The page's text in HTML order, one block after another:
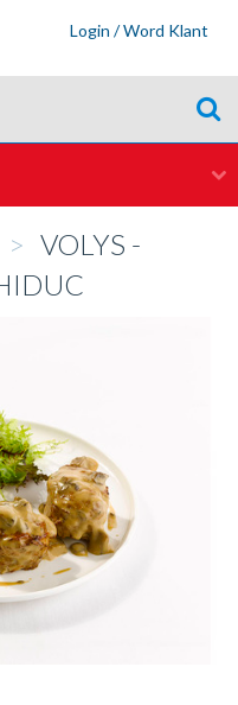
Login / Word Klant
> VOLYS -